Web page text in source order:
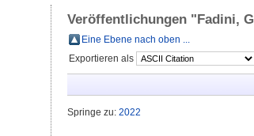
Veröffentlichungen "Fadini,
Eine Ebene nach oben ...
Exportieren als
Springe zu: 2022